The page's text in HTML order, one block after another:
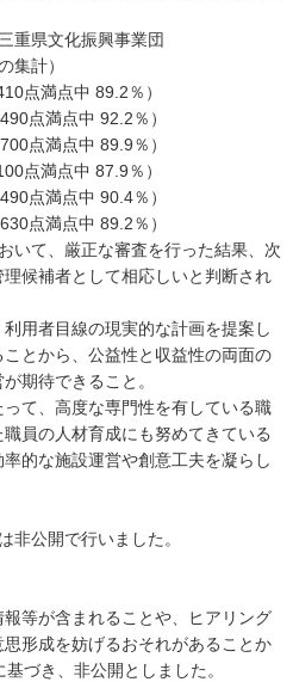
重県文化振興事業団
集計）
満点中 89.2％）
満点中 92.2％）
満点中 89.9％）
点満点中 87.9％）
満点中 90.4％）
満点中 89.2％）
いて、厳正な審査を行った結果、次
候補者として相応しいと判断され
用者目線の現実的な計画を提案し
とから、公益性と収益性の両面の
期待できること。
って、高度な専門性を有している職
員の人材育成にも努めてきている
的な施設運営や創意工夫を凝らし
公開で行いました。
等が含まれることや、ヒアリング
形成を妨げるおそれがあることか
づき、非公開としました。